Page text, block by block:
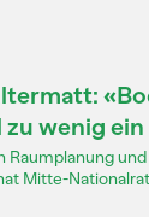
wenig ein
Raumplanung
Mitte-